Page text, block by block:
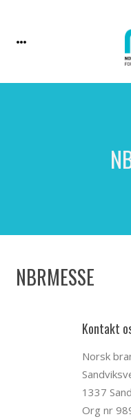
NBRMESSE
Kontakt
Norsk
1337
Org nr